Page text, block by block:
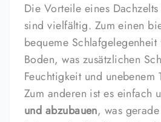
Die Vorteile eines
sind vielfältig. Zum einen
bequeme
Boden, was zusätzlichen
Feuchtigkeit und unebenem
Zum anderen ist es einfach
und abzubauen, was